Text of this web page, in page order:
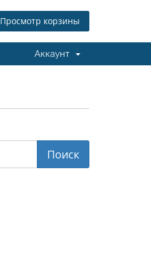
Просмотр корзины
Аккаунт